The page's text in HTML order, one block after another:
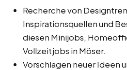
Recherche von
Inspirationsquellen und
diesen Minijobs,
Vollzeitjobs in Möser.
Vorschlagen neuer Ideen